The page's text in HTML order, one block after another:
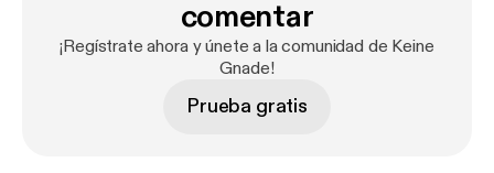
comentar
¡Regístrate ahora y únete a la comunidad de Keine
Gnade!
Prueba gratis